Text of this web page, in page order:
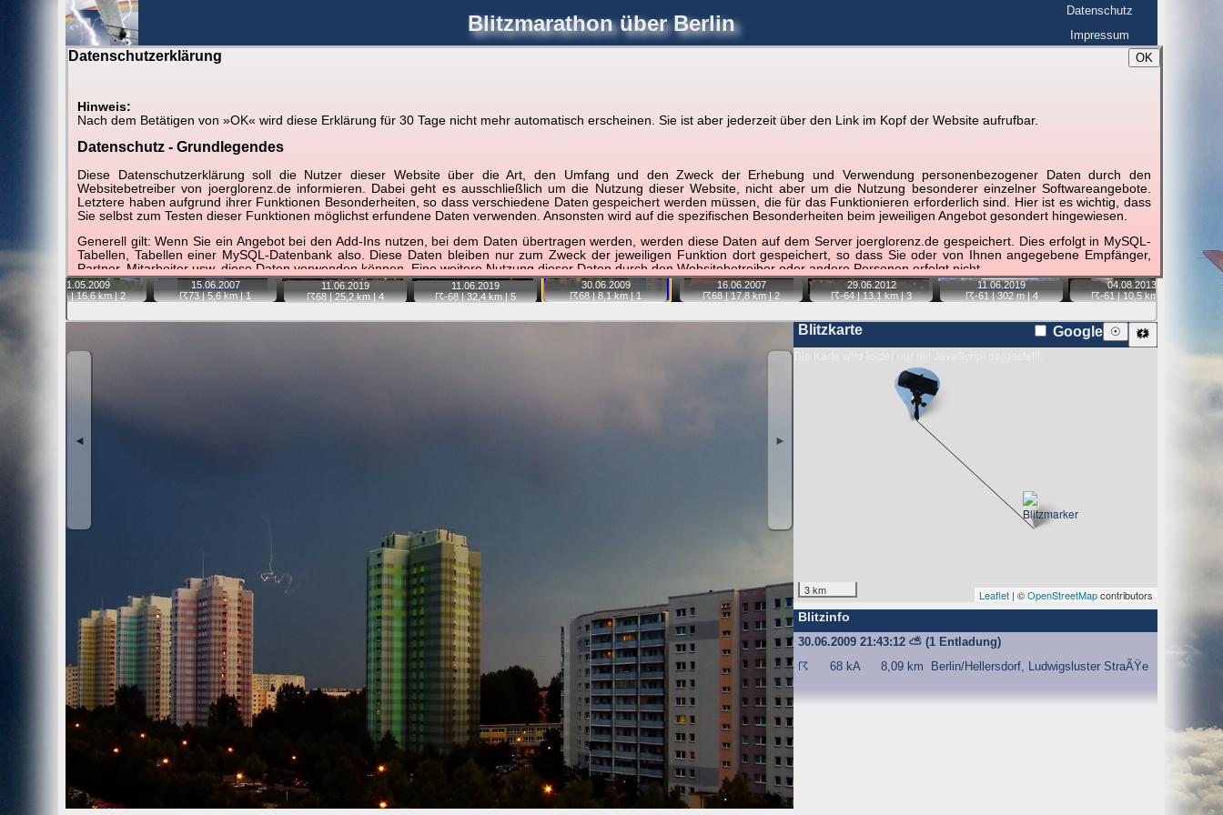
OK
Datenschutzerklärung
Hinweis:
Nach dem Betätigen von »OK« wird diese Erklärung für 30 Tage nicht mehr automatisch erscheinen. Sie ist aber jederzeit über den Link im Kopf der Website aufrufbar.
Datenschutz - Grundlegendes
Diese Datenschutzerklärung soll die Nutzer dieser Website über die Art, den Umfang und den Zweck der Erhebung und Verwendung personenbezogener Daten durch den
Websitebetreiber von joerglorenz.de informieren. Dabei geht es ausschließlich um die Nutzung dieser Website, nicht aber um die Nutzung besonderer einzelner Softwareangebote.
Letztere haben aufgrund ihrer Funktionen Besonderheiten, so dass verschiedene Daten gespeichert werden müssen, die für das Funktionieren erforderlich sind. Hier ist es wichtig, dass
Sie selbst zum Testen dieser Funktionen möglichst erfundene Daten verwenden. Ansonsten wird auf die spezifischen Besonderheiten beim jeweiligen Angebot gesondert hingewiesen.
Generell gilt: Wenn Sie ein Angebot bei den Add-Ins nutzen, bei dem Daten übertragen werden, werden diese Daten auf dem Server joerglorenz.de gespeichert. Dies erfolgt in MySQL-
Tabellen, Tabellen einer MySQL-Datenbank also. Diese Daten bleiben nur zum Zweck der jeweiligen Funktion dort gespeichert, so dass Sie oder von Ihnen angegebene Empfänger,
Partner, Mitarbeiter usw. diese Daten verwenden können. Eine weitere Nutzung dieser Daten durch den Websitebetreiber oder andere Personen erfolgt nicht.
Der Websitebetreiber nimmt Ihren Datenschutz sehr ernst und behandelt Ihre personenbezogenen Daten vertraulich und entsprechend der gesetzlichen Vorschriften. Da durch neue
Datenschutzerklärung in regelmäßigen Abständen wieder durchzulesen.
Definitionen der verwendeten Begriffe (z.B. “personenbezogene Daten” oder “Verarbeitung”) finden Sie in Art. 4 DSGVO.
Wir, der Websitebetreiber bzw. Seitenprovider, erheben aufgrund unseres berechtigten Interesses (s. Art. 6 Abs. 1 lit. f. DSGVO) Daten über Zugriffe auf die Website und speichern diese
Die Server-Logfiles werden für einige Zeit gespeichert und anschließend gelöscht. Dies liegt in der Zuständigkeit des Providers Strato AG, der Websitebetreiber nutzt diese Daten nicht.
DSGVO und Log-Daten: Welche Daten wir von Deinen Website-Besuchern erheben und warum
Datenschutzinformation
Der Websitebetreiber zeichnet die o. g. Daten selbst auf und speichert sie für einige Zeit - aus Sicherheitsgründen um Angriffe zu erkennen, um z. B. Missbrauchsfälle aufklären zu
können und zur Qualitätssicherung um festzustellen, welche Seiten von wo wie oft aufgerufen werden. Müssen Daten aus Beweisgründen aufgehoben werden, sind sie solange von der
Löschung ausgenommen bis der Vorfall endgültig geklärt ist.
Reichweitenmessung & Cookies
Eine Reichweitenmessung in diesem Sinne erfolgt durch den Websitebetreiber nicht, es werden nur die Aufrufzahlen der Website und der Webseiten auf der Basis der Logfiles ohne
direkte Verbindung zu Besuchern ausgewertet.
Bei Cookies handelt es sich um kleine Dateien, welche auf Ihrem Endgerät gespeichert werden. Ihr Browser greift auf diese Dateien zu.
Diese Website verwendet ausschließlich einen Cookie mit einer ID (zufällige Zeichenfolge, PHPSESSID), damit Sie beim aktuellen Besuch der Website durch die einzelnen Seiten
identifiziert werden können. Andere Daten als die ID sind nicht enthalten; der Cookie verfällt sofort mit dem Beenden der Browsersitzung. Benötigt wird der Cookie allerdings auch nur,
Blitzmarathonüber Berlin
joerglorenz.de
Datenschutz
Impressum
Gewitter über Berlin: stärkste Blitze
Karte
Tipp:Auf der Karte beim Einzelfoto können Sie auf ihre Position tippen und sehen, wie weit die gewählte Position zu den Blitzen auf dem Foto bzw. im
Video entfernt ist. Quelle der Blitzdaten:kachelmannwetter . Doppelklick auf Thumb zum Anzeigen.
21.05. 2009
☈-75| 16,6 km |2
📷
15.06. 2007
☈73| 5,6 km |1
📷
11.06. 2019
☈68| 25,2 km |4
📷
11.06. 2019
☈-68| 32,4 km |5
📷
30.06. 2009
☈68| 8,1 km |1
📷
16.06. 2007
☈68| 17,8 km |2
📷
29.06.2012
☈-64| 13,1 km |3
📹
11.06.2019
☈-61| 302 m |4
📷
04.08. 2013
☈-61| 10,5 km |
◄ ►
Blitzkarte 🗱
☉
Google
3 km Leaflet | ©OpenStreetMapcontributors
Blitzinfo
30.06.2009 21:43:12 ⛅ (1 Entladung)
☈
68 kA 8,09 km Berlin/Hellersdorf, Ludwigsluster StraÃŸe